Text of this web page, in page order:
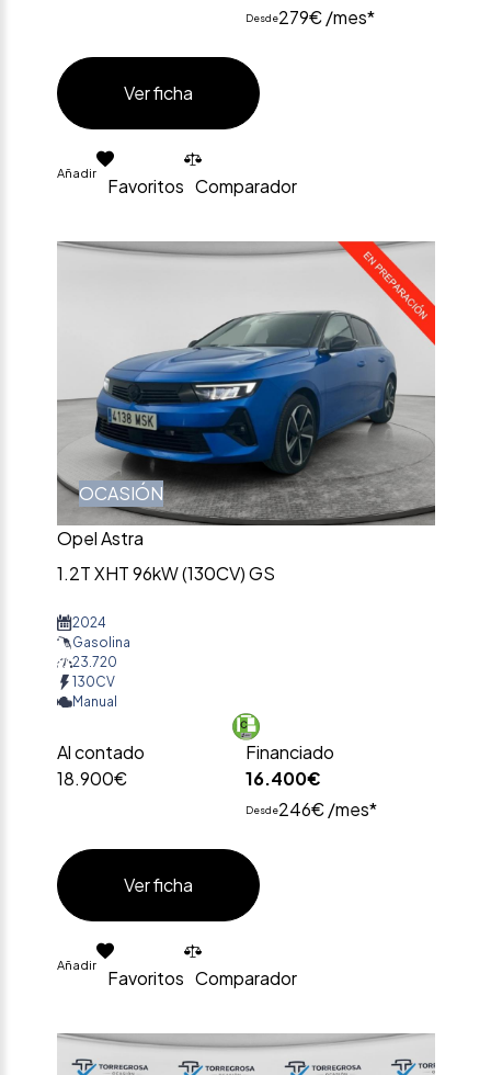
Desde279€ /mes*
Ver ficha
Añadir
Favoritos Comparador
OCASIÓN
Opel Astra
1.2T XHT 96kW (130CV) GS
2024
Gasolina
23.720
130CV
Manual
Al contado
18.900€
Financiado
16.400€
Desde246€ /mes*
Ver ficha
Añadir
Favoritos Comparador